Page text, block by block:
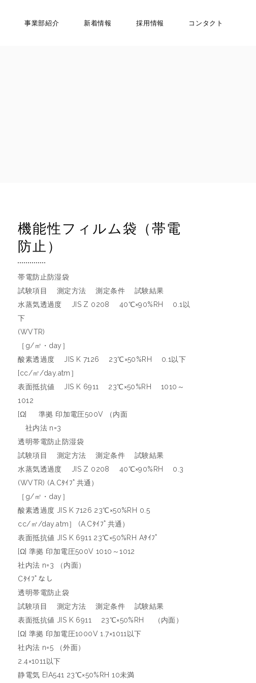
事業部紹介 新着情報 採用情報 コンタクト
機能性フィルム袋（帯電
防止）
帯電防止防湿袋
試験項目 測定方法 測定条件 試験結果
水蒸気透過度 JIS Z 0208 40℃×90%RH 0.1以
下
(WVTR)
［g/㎡・day］
酸素透過度 JIS K 7126 23℃×50%RH 0.1以下
[cc/㎡/day.atm］
表面抵抗値 JIS K 6911 23℃×50%RH 1010～
1012
[Ω] 準拠 印加電圧500V （内面
社内法 n=3
透明帯電防止防湿袋
試験項目 測定方法 測定条件 試験結果
水蒸気透過度 JIS Z 0208 40℃×90%RH 0.3
(WVTR) (A.Cﾀｲﾌﾟ共通）
［g/㎡・day］
酸素透過度 JIS K 7126 23℃×50%RH 0.5
cc/㎡/day.atm］ (A.Cﾀｲﾌﾟ共通）
表面抵抗値 JIS K 6911 23℃×50%RH Aﾀｲﾌﾟ
[Ω] 準拠 印加電圧500V 1010～1012
社内法 n=3 （内面）
Cﾀｲﾌﾟなし
透明帯電防止袋
試験項目 測定方法 測定条件 試験結果
表面抵抗値 JIS K 6911 23℃×50%RH （内面）
[Ω] 準拠 印加電圧1000V 1.7×1011以下
社内法 n=5 （外面）
2.4×1011以下
静電気 EIA541 23℃×50%RH 10未満